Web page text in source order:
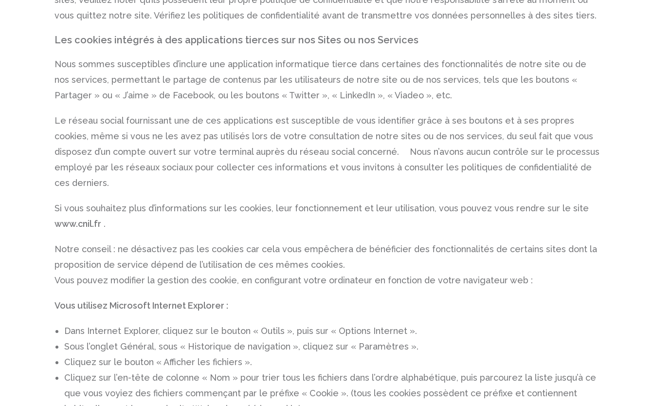
vous quittez notre site. Vérifiez les politiques de confidentialité avant de transmettre vos données personnelles à des sites tiers.
Les cookies intégrés à des applications tierces sur nos Sites ou nos Services
Nous sommes susceptibles d’inclure une application informatique tierce dans certaines des fonctionnalités de notre site ou de
nos services, permettant le partage de contenus par les utilisateurs de notre site ou de nos services, tels que les boutons «
Partager » ou « J’aime » de Facebook, ou les boutons « Twitter », « LinkedIn », « Viadeo », etc.
Le réseau social fournissant une de ces applications est susceptible de vous identifier grâce à ses boutons et à ses propres
cookies, même si vous ne les avez pas utilisés lors de votre consultation de notre sites ou de nos services, du seul fait que vous
disposez d’un compte ouvert sur votre terminal auprès du réseau social concerné. Nous n’avons aucun contrôle sur le processus
employé par les réseaux sociaux pour collecter ces informations et vous invitons à consulter les politiques de confidentialité de
ces derniers.
Si vous souhaitez plus d’informations sur les cookies, leur fonctionnement et leur utilisation, vous pouvez vous rendre sur le site
www.cnil.fr .
Notre conseil : ne désactivez pas les cookies car cela vous empêchera de bénéficier des fonctionnalités de certains sites dont la
proposition de service dépend de l’utilisation de ces mêmes cookies.
Vous pouvez modifier la gestion des cookie, en configurant votre ordinateur en fonction de votre navigateur web :
Vous utilisez Microsoft Internet Explorer :
Dans Internet Explorer, cliquez sur le bouton « Outils », puis sur « Options Internet ».
Sous l’onglet Général, sous « Historique de navigation », cliquez sur « Paramètres ».
Cliquez sur le bouton « Afficher les fichiers ».
Cliquez sur l’en-tête de colonne « Nom » pour trier tous les fichiers dans l’ordre alphabétique, puis parcourez la liste jusqu’à ce
que vous voyiez des fichiers commençant par le préfixe « Cookie ». (tous les cookies possèdent ce préfixe et contiennent